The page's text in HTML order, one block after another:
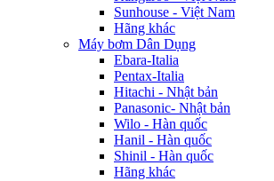
Sunhouse - Việt Nam
Hãng khác
Máy bơm Dân Dụng
Ebara-Italia
Pentax-Italia
Hitachi - Nhật bản
Panasonic- Nhật bản
Wilo - Hàn quốc
Hanil - Hàn quốc
Shinil - Hàn quốc
Hãng khác